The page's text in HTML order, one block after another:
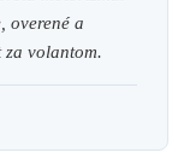
overené a
volantom.